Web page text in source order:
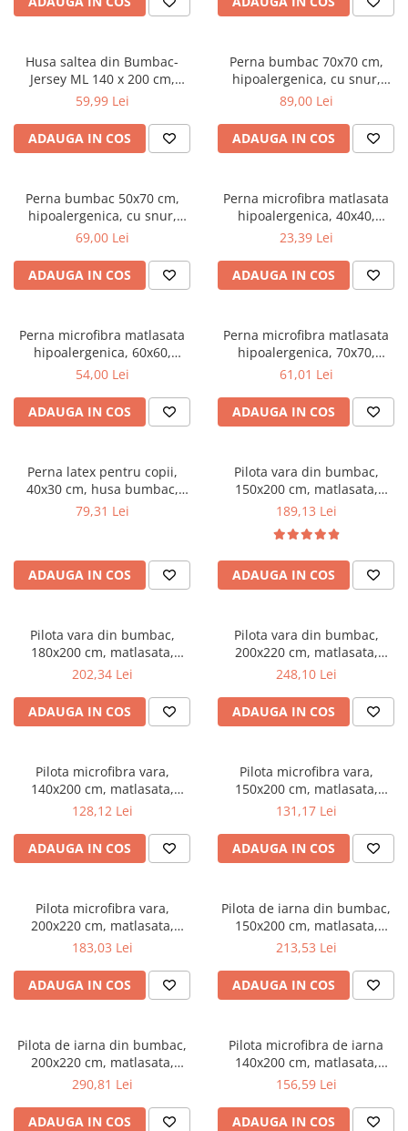
Top saltele MemoHR 6.5 cm
Saltele ieftine
Saltele cu plasa de arcuri
Saltele cu spuma
Scaune manager
Mese bucatarie
Scaune pentru bucatarie
Seturi mese si scaune bucatarie
Mobila hol
Suporturi si rafturi pantofi
Portmantouri
Pantofare
Seturi mobilier hol
Suport pentru umerase
Etajere
Mobilier gradinita
Mese gradinita
Set mese si scaune gradinita
Mobilier copii
Saltele patuturi copii
Masa si scaune gradinita
Seturi comode living si dormitor
alb
Husa saltea din Bumbac-
Jersey ML 140 x 200 cm,
lavabila la 40°C, prindere cu
59,99 Lei
ADAUGA IN COS
Perna bumbac 70x70 cm,
hipoalergenica, cu snur,
umplutura bilute siliconizate,
89,00 Lei
ADAUGA IN COS
Perna bumbac 50x70 cm,
hipoalergenica, cu snur,
umplutura bilute siliconizate,
69,00 Lei
ADAUGA IN COS
Perna microfibra matlasata
hipoalergenica, 40x40,
umplutura bilute siliconizate,
23,39 Lei
ADAUGA IN COS
Perna microfibra matlasata
hipoalergenica, 60x60,
umplutura bilute siliconizate,
54,00 Lei
ADAUGA IN COS
Perna microfibra matlasata
hipoalergenica, 70x70,
umplutura bilute siliconizate,
61,01 Lei
ADAUGA IN COS
Perna latex pentru copii,
40x30 cm, husa bumbac,
antialergenica,
79,31 Lei
ADAUGA IN COS
Pilota vara din bumbac,
150x200 cm, matlasata,
umplutura bilute siliconizate,
90°C, alb
189,13 Lei
ADAUGA IN COS
Pilota vara din bumbac,
180x200 cm, matlasata,
umplutura bilute siliconizate,
90°C, alb
202,34 Lei
ADAUGA IN COS
Pilota vara din bumbac,
200x220 cm, matlasata,
umplutura bilute siliconizate,
90°C, alb
248,10 Lei
ADAUGA IN COS
Pilota microfibra vara,
140x200 cm, matlasata,
hipoalergenica, usoara,
densitate 200 g/m², lavabila la
95°C, alb
128,12 Lei
ADAUGA IN COS
Pilota microfibra vara,
150x200 cm, matlasata,
hipoalergenica, usoara,
densitate 200 g/m², lavabila la
95°C, alb
131,17 Lei
ADAUGA IN COS
Pilota microfibra vara,
200x220 cm, matlasata,
hipoalergenica, usoara,
densitate 200 g/m², lavabila la
95°C, alb
183,03 Lei
ADAUGA IN COS
Pilota de iarna din bumbac,
150x200 cm, matlasata,
umplutura bilute siliconizate,
95°C, alb
213,53 Lei
ADAUGA IN COS
Pilota de iarna din bumbac,
200x220 cm, matlasata,
umplutura bilute siliconizate,
95°C, alb
290,81 Lei
ADAUGA IN COS
Pilota microfibra de iarna
140x200 cm, matlasata,
umplutura bilute siliconizate,
g/m², lavabila la 95°C, alb
156,59 Lei
ADAUGA IN COS